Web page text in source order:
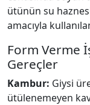
ütünün su
amacıyla
Form Verme
Gereçler
Kambur: Giysi
ütülenemeyen